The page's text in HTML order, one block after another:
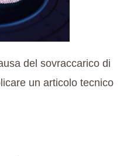
del sovraccarico di
un articolo tecnico